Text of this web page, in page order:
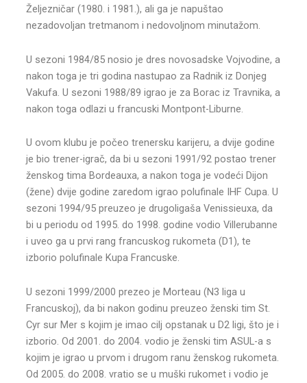
Željezničar (1980. i 1981.), ali ga je napuštao
nezadovoljan tretmanom i nedovoljnom minutažom.
U sezoni 1984/85 nosio je dres novosadske Vojvodine, a
nakon toga je tri godina nastupao za Radnik iz Donjeg
Vakufa. U sezoni 1988/89 igrao je za Borac iz Travnika, a
nakon toga odlazi u francuski Montpont-Liburne.
U ovom klubu je počeo trenersku karijeru, a dvije godine
je bio trener-igrač, da bi u sezoni 1991/92 postao trener
ženskog tima Bordeauxa, a nakon toga je vodeći Dijon
(žene) dvije godine zaredom igrao polufinale IHF Cupa. U
sezoni 1994/95 preuzeo je drugoligaša Venissieuxa, da
bi u periodu od 1995. do 1998. godine vodio Villerubanne
i uveo ga u prvi rang francuskog rukometa (D1), te
izborio polufinale Kupa Francuske.
U sezoni 1999/2000 prezeo je Morteau (N3 liga u
Francuskoj), da bi nakon godinu preuzeo ženski tim St.
Cyr sur Mer s kojim je imao cilj opstanak u D2 ligi, što je i
izborio. Od 2001. do 2004. vodio je ženski tim ASUL-a s
kojim je igrao u prvom i drugom ranu ženskog rukometa.
Od 2005. do 2008. vratio se u muški rukomet i vodio je